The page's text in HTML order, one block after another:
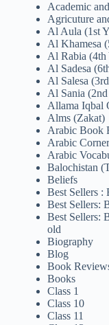
Academic
Agricuture
Al Aula (1st
Al Khamesa
Al Rabia (4th
Al Sadesa
Al Salesa
Al Sania
Allama Iqbal
Alms (Zakat)
Arabic Book
Arabic
Arabic
Balochistan
Beliefs
Best Sellers :
Best Sellers:
Best Sellers:
old
Biography
Blog
Book
Books
Class 1
Class 10
Class 11